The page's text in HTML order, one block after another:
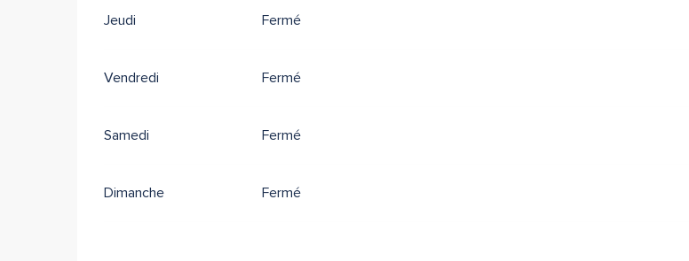
Jeudi Fermé
Vendredi Fermé
Samedi Fermé
Dimanche Fermé